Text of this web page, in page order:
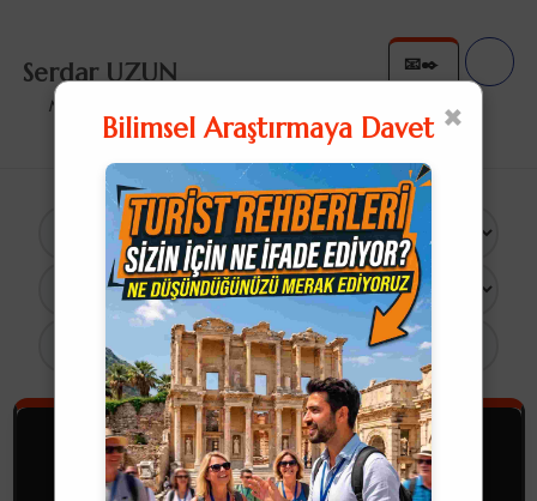
Serdar UZUN
Nullius in Verba
📧✒️
12 Sonuç
Turist Rehberliği
×
Bilimsel Araştırmaya Davet